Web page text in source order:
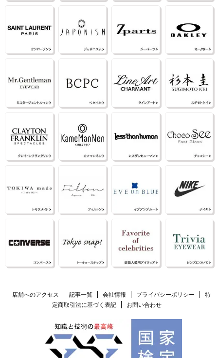
店舗へのアクセス 記事一覧 会社情報 プライバシーポリシー
特
定商取引法に基づく表記
お問い合わせ